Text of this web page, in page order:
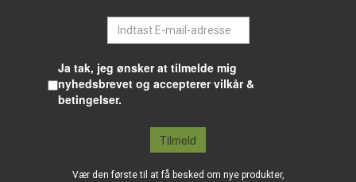
Ja tak, jeg ønsker at tilmelde mig
nyhedsbrevet og accepterer vilkår &
betingelser.
Tilmeld
Vær den første til at få besked om nye produkter,